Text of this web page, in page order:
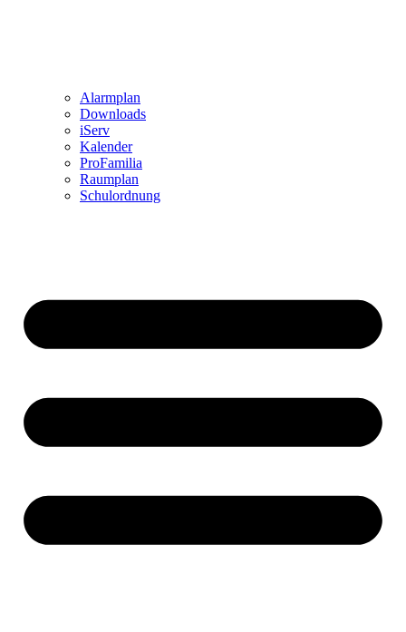
Alarmplan
Downloads
iServ
Kalender
ProFamilia
Raumplan
Schulordnung